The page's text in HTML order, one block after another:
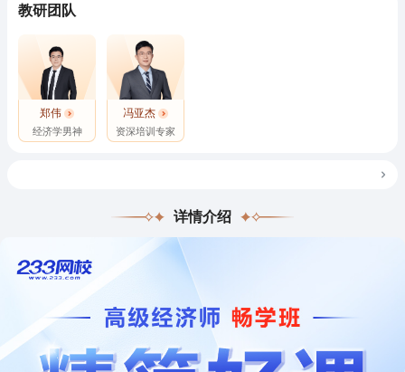
教研团队
郑伟
经济学男神
冯亚杰
资深培训专家
详情介绍